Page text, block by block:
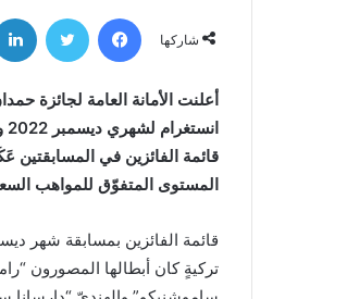
شاركها
أعلنت الأمانة العامة لجائزة
قائمة الفائزين في المسابقتين
المستوى المتفوّق للمواهب
قائمة الفائزين بمسابقة شهر
تركيةٍ كان أبطالها المصورون